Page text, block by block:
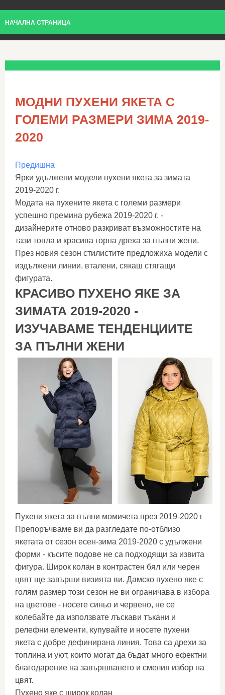
НАЧАЛНА СТРАНИЦА
МОДНИ ПУХЕНИ ЯКЕТА С
ГОЛЕМИ РАЗМЕРИ ЗИМА 2019-
2020
Предишна
Ярки удължени модели пухени якета за зимата
2019-2020 г.
Модата на пухените якета с големи размери
успешно премина рубежа 2019-2020 г. -
дизайнерите отново разкриват възможностите на
тази топла и красива горна дреха за пълни жени.
През новия сезон стилистите предложиха модели с
издължени линии, вталени, сякаш стягащи
фигурата.
КРАСИВО ПУХЕНО ЯКЕ ЗА
ЗИМАТА 2019-2020 -
ИЗУЧАВАМЕ ТЕНДЕНЦИИТЕ
ЗА ПЪЛНИ ЖЕНИ
Пухени якета за пълни момичета през 2019-2020 г
Препоръчваме ви да разгледате по-отблизо
якетата от сезон есен-зима 2019-2020 с удължени
форми - късите подове не са подходящи за извита
фигура. Широк колан в контрастен бял или черен
цвят ще завърши визията ви. Дамско пухено яке с
голям размер този сезон не ви ограничава в избора
на цветове - носете синьо и червено, не се
колебайте да използвате лъскави тъкани и
релефни елементи, купувайте и носете пухени
якета с добре дефинирана линия. Това са дрехи за
топлина и уют, които могат да бъдат много ефектни
благодарение на завършването и смелия избор на
цвят.
Пухено яке с широк колан